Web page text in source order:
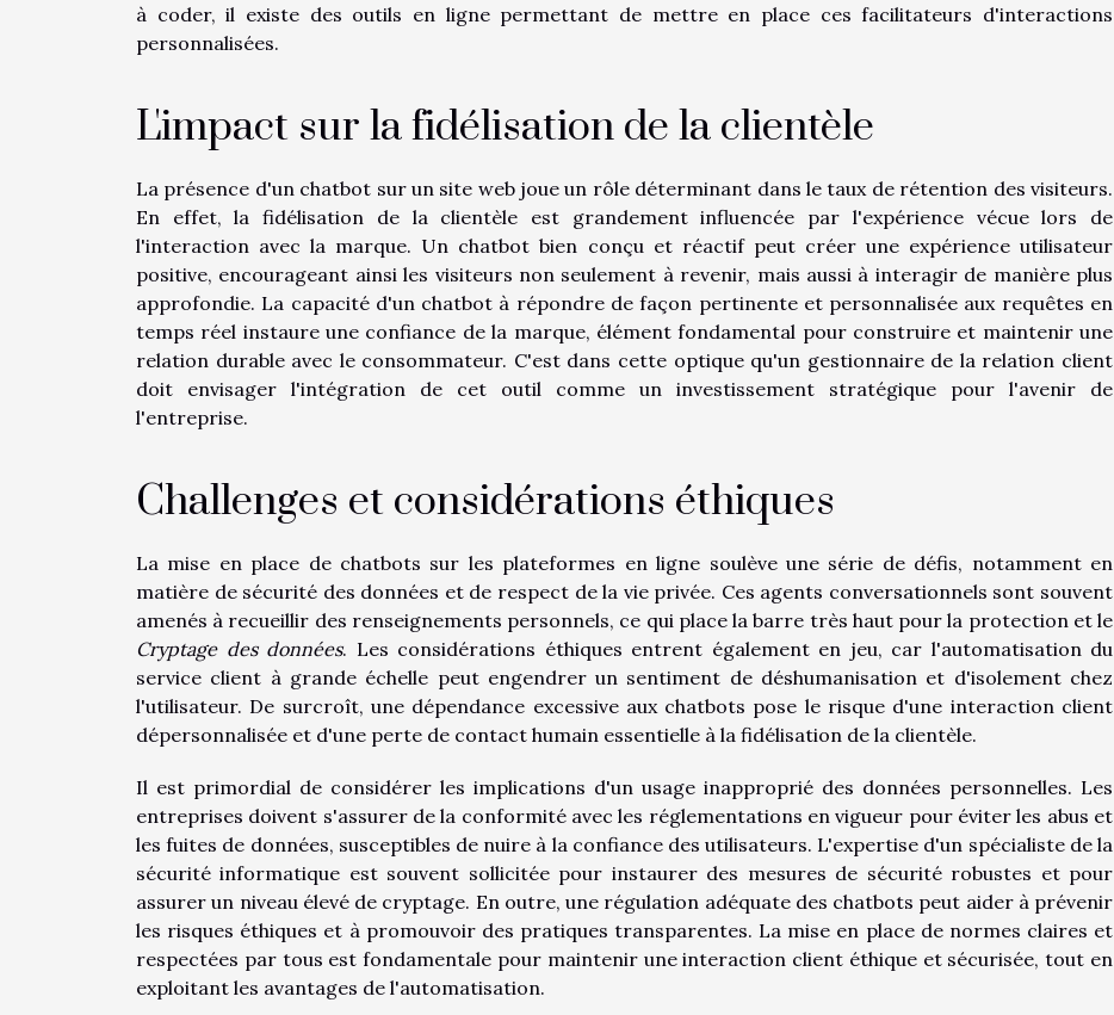
à coder, il existe des outils en ligne permettant de mettre en place ces facilitateurs d'interactions
personnalisées.
L'impact sur la fidélisation de la clientèle
La présence d'un chatbot sur un site web joue un rôle déterminant dans le taux de rétention des visiteurs.
En effet, la fidélisation de la clientèle est grandement influencée par l'expérience vécue lors de
l'interaction avec la marque. Un chatbot bien conçu et réactif peut créer une expérience utilisateur
positive, encourageant ainsi les visiteurs non seulement à revenir, mais aussi à interagir de manière plus
approfondie. La capacité d'un chatbot à répondre de façon pertinente et personnalisée aux requêtes en
temps réel instaure une confiance de la marque, élément fondamental pour construire et maintenir une
relation durable avec le consommateur. C'est dans cette optique qu'un gestionnaire de la relation client
doit envisager l'intégration de cet outil comme un investissement stratégique pour l'avenir de
l'entreprise.
Challenges et considérations éthiques
La mise en place de chatbots sur les plateformes en ligne soulève une série de défis, notamment en
matière de sécurité des données et de respect de la vie privée. Ces agents conversationnels sont souvent
amenés à recueillir des renseignements personnels, ce qui place la barre très haut pour la protection et le
Cryptage des données. Les considérations éthiques entrent également en jeu, car l'automatisation du
service client à grande échelle peut engendrer un sentiment de déshumanisation et d'isolement chez
l'utilisateur. De surcroît, une dépendance excessive aux chatbots pose le risque d'une interaction client
dépersonnalisée et d'une perte de contact humain essentielle à la fidélisation de la clientèle.
Il est primordial de considérer les implications d'un usage inapproprié des données personnelles. Les
entreprises doivent s'assurer de la conformité avec les réglementations en vigueur pour éviter les abus et
les fuites de données, susceptibles de nuire à la confiance des utilisateurs. L'expertise d'un spécialiste de la
sécurité informatique est souvent sollicitée pour instaurer des mesures de sécurité robustes et pour
assurer un niveau élevé de cryptage. En outre, une régulation adéquate des chatbots peut aider à prévenir
les risques éthiques et à promouvoir des pratiques transparentes. La mise en place de normes claires et
respectées par tous est fondamentale pour maintenir une interaction client éthique et sécurisée, tout en
exploitant les avantages de l'automatisation.